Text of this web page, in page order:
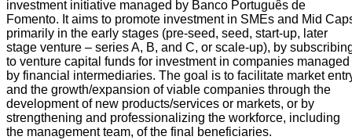
investment initiative managed by Banco Português de
Fomento. It aims to promote investment in SMEs and Mid
primarily in the early stages (pre-seed, seed, start-up, later
stage venture – series A, B, and C, or scale-up), by
to venture capital funds for investment in companies managed
by financial intermediaries. The goal is to facilitate market
and the growth/expansion of viable companies through the
development of new products/services or markets, or by
strengthening and professionalizing the workforce, including
the management team, of the final beneficiaries.